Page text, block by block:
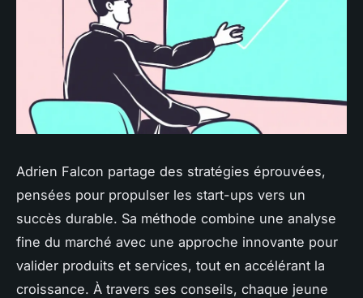
Adrien Falcon partage des stratégies éprouvées,
pensées pour propulser les start-ups vers un
succès durable. Sa méthode combine une analyse
fine du marché avec une approche innovante pour
valider produits et services, tout en accélérant la
croissance. À travers ses conseils, chaque jeune